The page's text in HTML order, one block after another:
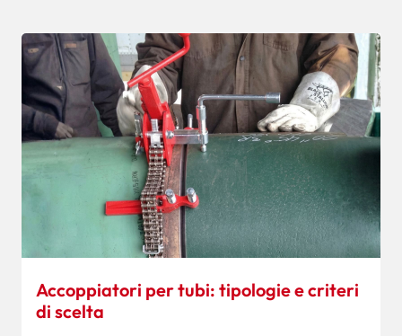
Accoppiatori per tubi: tipologie e criteri
di scelta